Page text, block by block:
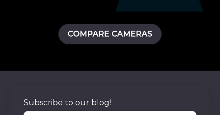
Subscribe to our blog!